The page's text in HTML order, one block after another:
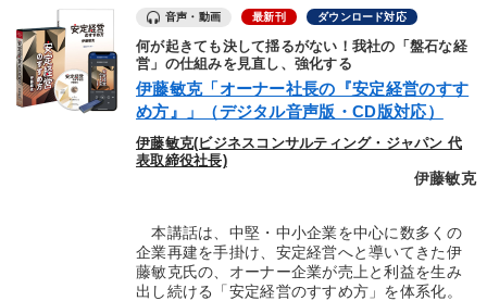
優秀各社の智恵と戦略 事業家のロマンと経営
若手異才経営者の発想 専門家のアドバイス
リーダーの器量を学ぶ
【3月】音声・映像 【12月】音声・映像
音声・動画 最新刊 ダウンロード対応
何が起きても決して揺るがない！我社の「盤石な経
営」の仕組みを見直し、強化する
伊藤敏克「オーナー社長の『安定経営のすす
め方』」（デジタル音声版・CD版対応）
伊藤敏克(ビジネスコンサルティング・ジャパン 代
表取締役社長)
伊藤敏克
本講話は、中堅・中小企業を中心に数多くの
企業再建を手掛け、安定経営へと導いてきた伊
藤敏克氏の、オーナー企業が売上と利益を生み
出し続ける「安定経営のすすめ方」を体系化。